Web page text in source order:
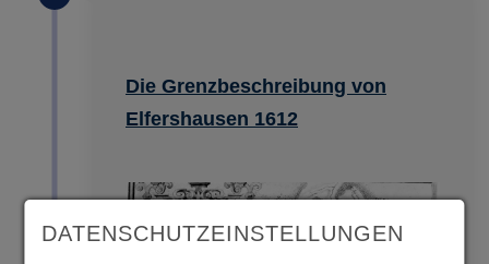
Die Grenzbeschreibung von
Elfershausen 1612
DATENSCHUTZEINSTELLUNGEN